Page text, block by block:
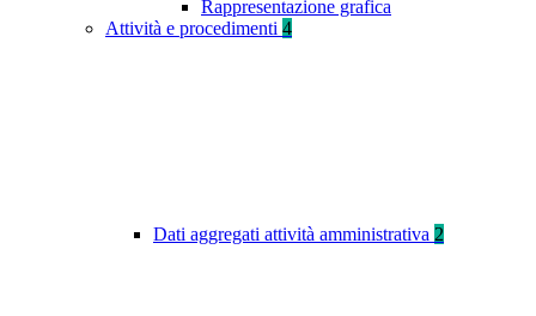
Rappresentazione grafica
Attività e procedimenti 4
Dati aggregati attività amministrativa 2